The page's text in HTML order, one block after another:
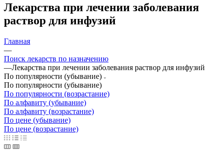
Лекарства при лечении заболевания
раствор для инфузий
Главная
—
Поиск лекарств по назначению
—Лекарства при лечении заболевания раствор для инфузий
По популярности (убывание)
По популярности (убывание)
По популярности (возрастание)
По алфавиту (убывание)
По алфавиту (возрастание)
По цене (убывание)
По цене (возрастание)